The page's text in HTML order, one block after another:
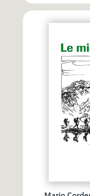
le zattere